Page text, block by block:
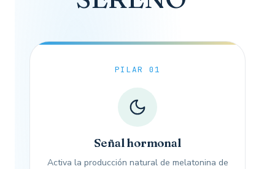
PILAR 01
Señal hormonal
Activa la producción natural de melatonina de